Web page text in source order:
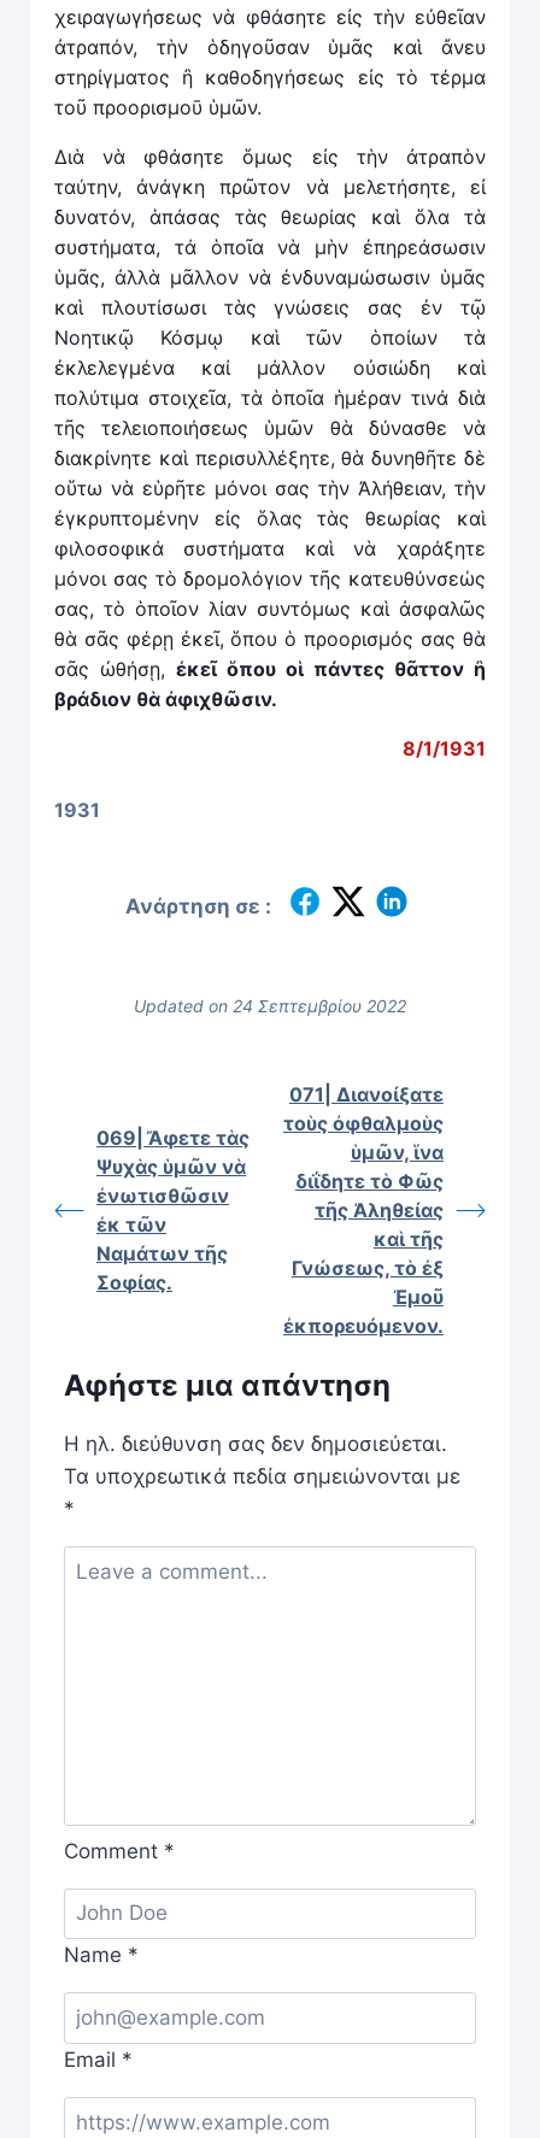
χειραγωγήσεως νὰ φθάσητε εἰς τὴν εὐθεῖαν
ἀτραπόν, τὴν ὁδηγοῦσαν ὑμᾶς καὶ ἄνευ
στηρίγματος ἢ καθοδηγήσεως εἰς τὸ τέρμα
τοῦ προορισμοῡ ὑμῶν.
Διὰ νὰ φθάσητε ὅμως εἰς τὴν ἀτραπὸν
ταύτην, ἀνάγκη πρῶτον νὰ μελετήσητε, εἰ
δυνατόν, ἁπάσας τὰς θεωρίας καὶ ὅλα τὰ
συστήματα, τά ὁποῖα νὰ μὴν ἐπηρεάσωσιν
ὑμᾶς, ἀλλὰ μᾶλλον νὰ ἐνδυναμώσωσιν ὑμᾶς
καὶ πλουτίσωσι τὰς γνώσεις σας ἐν τῷ
Νοητικῷ Κόσμῳ καὶ τῶν ὁποίων τὰ
ἐκλελεγμένα καί μάλλον οὐσιώδη καὶ
πολύτιμα στοιχεῖα, τὰ ὁποῖα ἡμέραν τινά διὰ
τῆς τελειοποιήσεως ὑμῶν θὰ δύνασθε νὰ
διακρίνητε καὶ περισυλλέξητε, θὰ δυνηθῆτε δὲ
οὕτω νὰ εὑρῆτε μόνοι σας τὴν Ἀλήθειαν, τὴν
ἐγκρυπτομένην εἰς ὅλας τὰς θεωρίας καὶ
φιλοσοφικά συστήματα καὶ νὰ χαράξητε
μόνοι σας τὸ δρομολόγιον τῆς κατευθύνσεώς
σας, τὸ ὁποῖον λίαν συντόμως καὶ ἀσφαλῶς
θὰ σᾶς φέρῃ ἐκεῖ, ὅπου ὁ προορισμός σας θὰ
σᾶς ὠθήσῃ, ἐκεῖ ὅπου οἱ πάντες θᾶττον ἢ
βράδιον θὰ ἀφιχθῶσιν.
8/1/1931
1931
Ανάρτηση σε :
Updated on 24 Σεπτεμβρίου 2022
069| Ἄφετε τὰς
Ψυχὰς ὑμῶν νὰ
ἐνωτισθῶσιν
ἐκ τῶν
Ναμάτων τῆς
Σοφίας.
071| Διανοίξατε
τοὺς ὀφθαλμοὺς
ὑμῶν, ἵνα
διΐδητε τὸ Φῶς
τῆς Ἀληθείας
καὶ τῆς
Γνώσεως, τὸ ἐξ
Ἐμοῦ
ἐκπορευόμενον.
Αφήστε μια απάντηση
Η ηλ. διεύθυνση σας δεν δημοσιεύεται.
Τα υποχρεωτικά πεδία σημειώνονται με
*
Comment *
Name *
Email *